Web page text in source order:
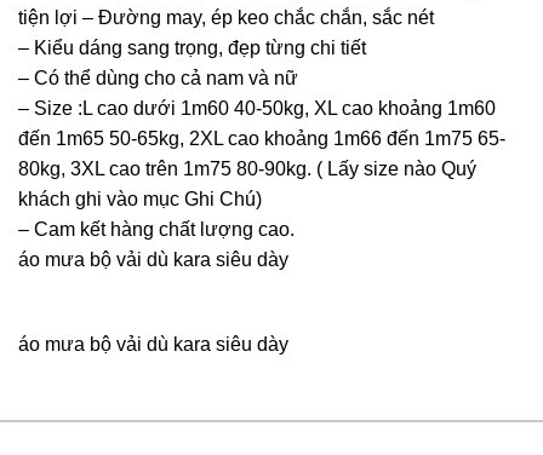
tiện lợi – Đường may, ép keo chắc chắn, sắc nét
– Kiểu dáng sang trọng, đẹp từng chi tiết
– Có thể dùng cho cả nam và nữ
– Size :L cao dưới 1m60 40-50kg, XL cao khoảng 1m60
đến 1m65 50-65kg, 2XL cao khoảng 1m66 đến 1m75 65-
80kg, 3XL cao trên 1m75 80-90kg. ( Lấy size nào Quý
khách ghi vào mục Ghi Chú)
– Cam kết hàng chất lượng cao.
áo mưa bộ vải dù kara siêu dày
áo mưa bộ vải dù kara siêu dày